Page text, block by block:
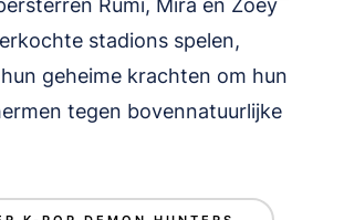
Rumi, Mira en Zoey
stadions spelen,
geheime krachten om hun
tegen bovennatuurlijke